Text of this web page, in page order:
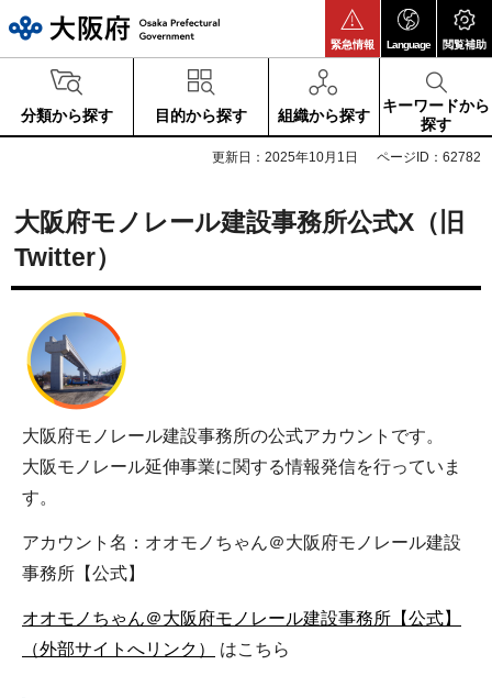
緊急情報 Language 閲覧補助
分類から探す 目的から探す 組織から探す
キーワードから
探す
更新日：2025年10月1日 ページID：62782
大阪府モノレール建設事務所公式X（旧
Twitter）
大阪府モノレール建設事務所の公式アカウントです。
大阪モノレール延伸事業に関する情報発信を行っていま
す。
アカウント名：オオモノちゃん＠大阪府モノレール建設
事務所【公式】
オオモノちゃん＠大阪府モノレール建設事務所【公式】
（外部サイトへリンク）
はこちら